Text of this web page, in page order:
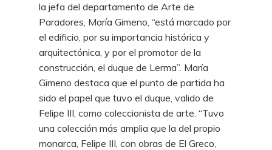
la jefa del departamento de Arte de
Paradores, María Gimeno, “está marcado por
el edificio, por su importancia histórica y
arquitectónica, y por el promotor de la
construcción, el duque de Lerma”. María
Gimeno destaca que el punto de partida ha
sido el papel que tuvo el duque, valido de
Felipe III, como coleccionista de arte. “Tuvo
una colección más amplia que la del propio
monarca, Felipe III, con obras de El Greco,